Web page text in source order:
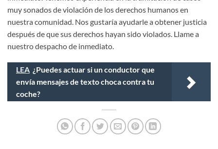
muy sonados de violación de los derechos humanos en
nuestra comunidad. Nos gustaría ayudarle a obtener justicia
después de que sus derechos hayan sido violados. Llame a
nuestro despacho de inmediato.
LEA ¿Puedes actuar si un conductor que
envía mensajes de texto choca contra tu
coche?